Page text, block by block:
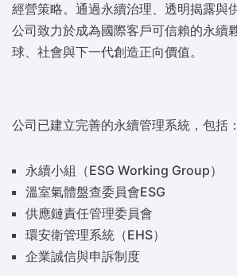
經營策略。通過永續治理、透明揭露與
公司致力於成為國際客戶可信賴的永續
球、社會與下一代創造正向價值。
公司已建立完善的永續管理系統，包括：
永續小組（ESG Working Group）
溫室氣體盤查委員會ESG
供應鏈責任管理委員會
環安衛管理系統（EHS）
企業誠信與申訴制度